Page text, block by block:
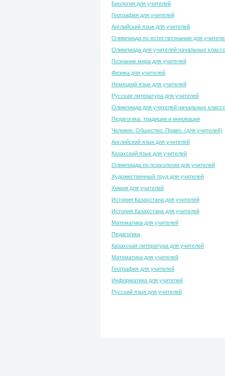
Биология для учителей
География для учителей
Английский язык для учителей
Олимпиада по естествознанию для
Олимпиада для учителей начальных
Познание мира для учителей
Физика для учителей
Немецкий язык для учителей
Русская литература для учителей
Олимпиада для учителей начальных
Педагогика: традиции и инновации
Человек. Общество. Право. (для учителей)
Английский язык для учителей
Казахский язык для учителей
Олимпиада по психологии для учителей
Художественный труд для учителей
Химия для учителей
История Казахстана для учителей
История Казахстана для учителей
Математика для учителей
Педагогика
Казахская литература для учителей
Математика для учителей
География для учителей
Информатика для учителей
Русский язык для учителей